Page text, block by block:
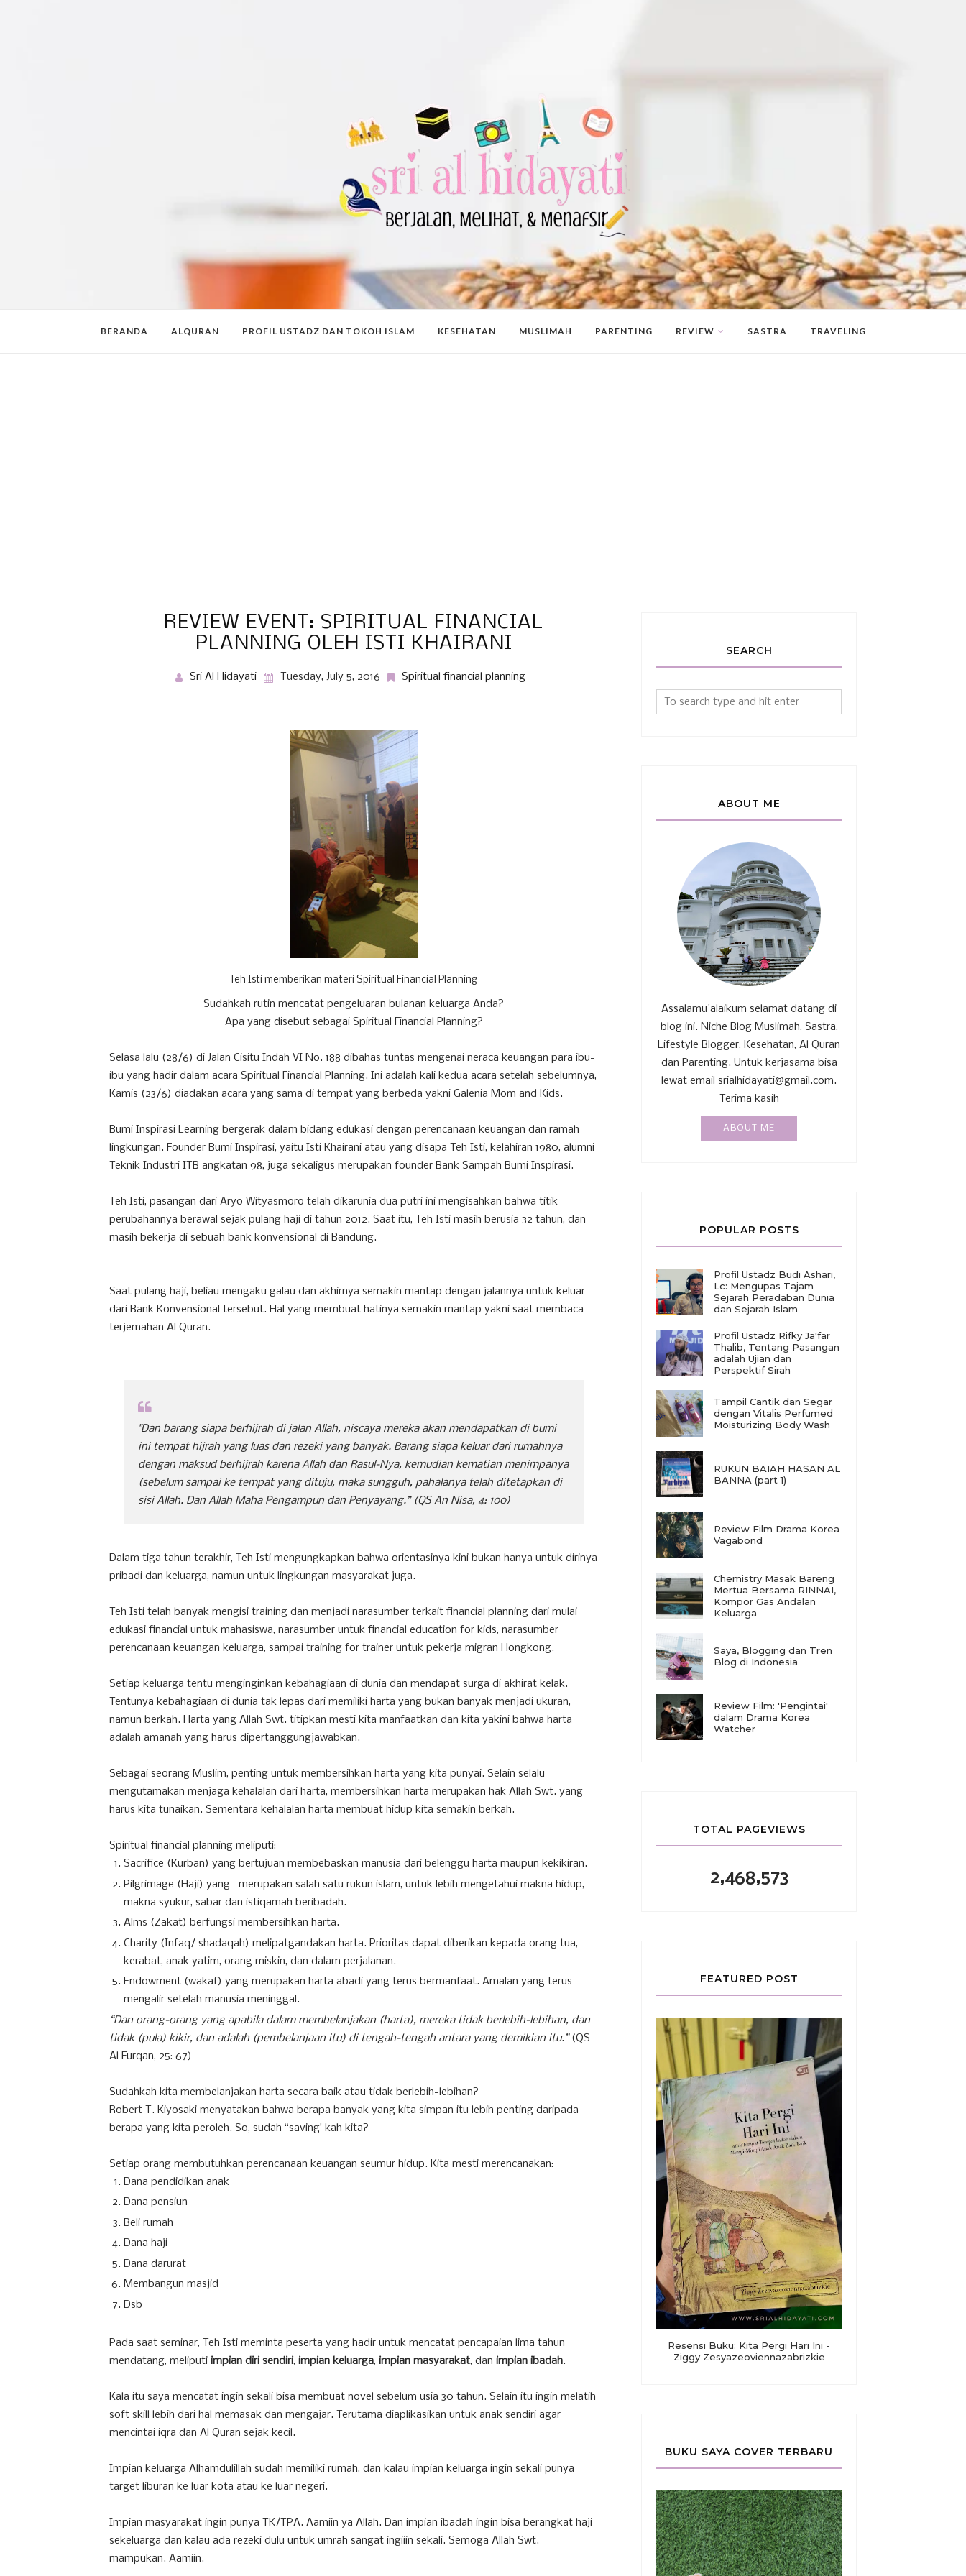
BERANDA ALQURAN PROFIL USTADZ DAN TOKOH ISLAM KESEHATAN MUSLIMAH PARENTING REVIEW SASTRA TRAVELING
REVIEW EVENT: SPIRITUAL FINANCIAL
PLANNING OLEH ISTI KHAIRANI
Sri Al Hidayati Tuesday, July 5, 2016 Spiritual financial planning
Teh Isti memberikan materi Spiritual Financial Planning
Sudahkah rutin mencatat pengeluaran bulanan keluarga Anda?
Apa yang disebut sebagai Spiritual Financial Planning?
Selasa lalu (28/6) di Jalan Cisitu Indah VI No. 188 dibahas tuntas mengenai neraca keuangan para ibu-
ibu yang hadir dalam acara Spiritual Financial Planning. Ini adalah kali kedua acara setelah sebelumnya,
Kamis (23/6) diadakan acara yang sama di tempat yang berbeda yakni Galenia Mom and Kids.
Bumi Inspirasi Learning bergerak dalam bidang edukasi dengan perencanaan keuangan dan ramah
lingkungan. Founder Bumi Inspirasi, yaitu Isti Khairani atau yang disapa Teh Isti, kelahiran 1980, alumni
Teknik Industri ITB angkatan 98, juga sekaligus merupakan founder Bank Sampah Bumi Inspirasi.
Teh Isti, pasangan dari Aryo Wityasmoro telah dikarunia dua putri ini mengisahkan bahwa titik
perubahannya berawal sejak pulang haji di tahun 2012. Saat itu, Teh Isti masih berusia 32 tahun, dan
masih bekerja di sebuah bank konvensional di Bandung.
Saat pulang haji, beliau mengaku galau dan akhirnya semakin mantap dengan jalannya untuk keluar
dari Bank Konvensional tersebut. Hal yang membuat hatinya semakin mantap yakni saat membaca
terjemahan Al Quran.
"Dan barang siapa berhijrah di jalan Allah, niscaya mereka akan mendapatkan di bumi
ini tempat hijrah yang luas dan rezeki yang banyak. Barang siapa keluar dari rumahnya
dengan maksud berhijrah karena Allah dan Rasul-Nya, kemudian kematian menimpanya
(sebelum sampai ke tempat yang dituju, maka sungguh, pahalanya telah ditetapkan di
sisi Allah. Dan Allah Maha Pengampun dan Penyayang.” (QS An Nisa, 4: 100)
Dalam tiga tahun terakhir, Teh Isti mengungkapkan bahwa orientasinya kini bukan hanya untuk dirinya
pribadi dan keluarga, namun untuk lingkungan masyarakat juga.
Teh Isti telah banyak mengisi training dan menjadi narasumber terkait financial planning dari mulai
edukasi financial untuk mahasiswa, narasumber untuk financial education for kids, narasumber
perencanaan keuangan keluarga, sampai training for trainer untuk pekerja migran Hongkong.
Setiap keluarga tentu menginginkan kebahagiaan di dunia dan mendapat surga di akhirat kelak.
Tentunya kebahagiaan di dunia tak lepas dari memiliki harta yang bukan banyak menjadi ukuran,
namun berkah. Harta yang Allah Swt. titipkan mesti kita manfaatkan dan kita yakini bahwa harta
adalah amanah yang harus dipertanggungjawabkan.
Sebagai seorang Muslim, penting untuk membersihkan harta yang kita punyai. Selain selalu
mengutamakan menjaga kehalalan dari harta, membersihkan harta merupakan hak Allah Swt. yang
harus kita tunaikan. Sementara kehalalan harta membuat hidup kita semakin berkah.
Spiritual financial planning meliputi:
Sacrifice (Kurban) yang bertujuan membebaskan manusia dari belenggu harta maupun kekikiran.
Pilgrimage (Haji) yang
merupakan salah satu rukun islam, untuk lebih mengetahui makna hidup,
makna syukur, sabar dan istiqamah beribadah.
Alms (Zakat) berfungsi membersihkan harta.
Charity (Infaq/ shadaqah) melipatgandakan harta. Prioritas dapat diberikan kepada orang tua,
kerabat, anak yatim, orang miskin, dan dalam perjalanan.
Endowment (wakaf) yang merupakan harta abadi yang terus bermanfaat. Amalan yang terus
mengalir setelah manusia meninggal.
“Dan orang-orang yang apabila dalam membelanjakan (harta), mereka tidak berlebih-lebihan, dan
tidak (pula) kikir, dan adalah (pembelanjaan itu) di tengah-tengah antara yang demikian itu.”(QS
Al Furqan, 25: 67)
Sudahkah kita membelanjakan harta secara baik atau tidak berlebih-lebihan?
Robert T. Kiyosaki menyatakan bahwa berapa banyak yang kita simpan itu lebih penting daripada
berapa yang kita peroleh. So, sudah “saving’ kah kita?
Setiap orang membutuhkan perencanaan keuangan seumur hidup. Kita mesti merencanakan:
Dana pendidikan anak
Dana pensiun
Beli rumah
Dana haji
Dana darurat
Membangun masjid
Dsb
Pada saat seminar, Teh Isti meminta peserta yang hadir untuk mencatat pencapaian lima tahun
mendatang, meliputi impian diri sendiri, impian keluarga, impian masyarakat, dan impian ibadah.
Kala itu saya mencatat ingin sekali bisa membuat novel sebelum usia 30 tahun. Selain itu ingin melatih
soft skill lebih dari hal memasak dan mengajar. Terutama diaplikasikan untuk anak sendiri agar
mencintai iqra dan Al Quran sejak kecil.
Impian keluarga Alhamdulillah sudah memiliki rumah, dan kalau impian keluarga ingin sekali punya
target liburan ke luar kota atau ke luar negeri.
Impian masyarakat ingin punya TK/TPA. Aamiin ya Allah. Dan impian ibadah ingin bisa berangkat haji
sekeluarga dan kalau ada rezeki dulu untuk umrah sangat ingiiin sekali. Semoga Allah Swt.
mampukan. Aamiin.
SEARCH
ABOUT ME
Assalamu'alaikum selamat datang di
blog ini. Niche Blog Muslimah, Sastra,
Lifestyle Blogger, Kesehatan, Al Quran
dan Parenting. Untuk kerjasama bisa
lewat email srialhidayati@gmail.com.
Terima kasih
ABOUT ME
POPULAR POSTS
Profil Ustadz Budi Ashari,
Lc: Mengupas Tajam
Sejarah Peradaban Dunia
dan Sejarah Islam
Profil Ustadz Rifky Ja'far
Thalib, Tentang Pasangan
adalah Ujian dan
Perspektif Sirah
Tampil Cantik dan Segar
dengan Vitalis Perfumed
Moisturizing Body Wash
RUKUN BAIAH HASAN AL
BANNA (part 1)
Review Film Drama Korea
Vagabond
Chemistry Masak Bareng
Mertua Bersama RINNAI,
Kompor Gas Andalan
Keluarga
Saya, Blogging dan Tren
Blog di Indonesia
Review Film: 'Pengintai'
dalam Drama Korea
Watcher
TOTAL PAGEVIEWS
2,468,573
FEATURED POST
Resensi Buku: Kita Pergi Hari Ini -
Ziggy Zesyazeoviennazabrizkie
BUKU SAYA COVER TERBARU